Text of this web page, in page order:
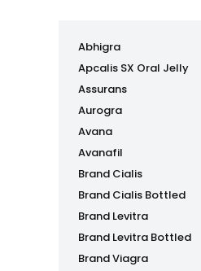
Abhigra
Apcalis SX Oral Jelly
Assurans
Aurogra
Avana
Avanafil
Brand Cialis
Brand Cialis Bottled
Brand Levitra
Brand Levitra Bottled
Brand Viagra